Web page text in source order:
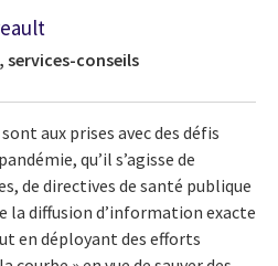
services-conseils
aux prises avec des défis
qu’il s’agisse de
de directives de santé publique
la diffusion d’information exacte
en déployant des efforts